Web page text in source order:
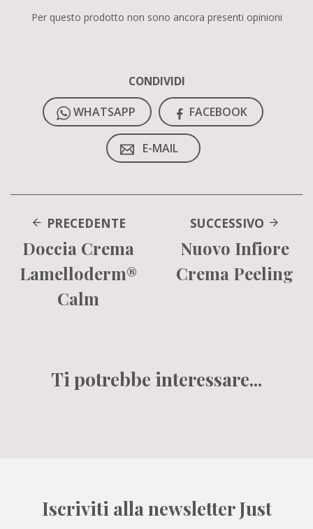
Per questo prodotto non sono ancora presenti opinioni
CONDIVIDI
WHATSAPP
FACEBOOK
E-MAIL
PRECEDENTE
Doccia Crema
Lamelloderm®
Calm
SUCCESSIVO
Nuovo Infiore
Crema Peeling
Ti potrebbe interessare...
Iscriviti alla newsletter Just